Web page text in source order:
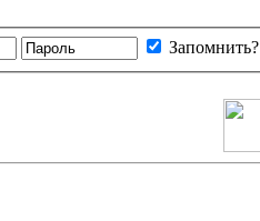
Запомнить?